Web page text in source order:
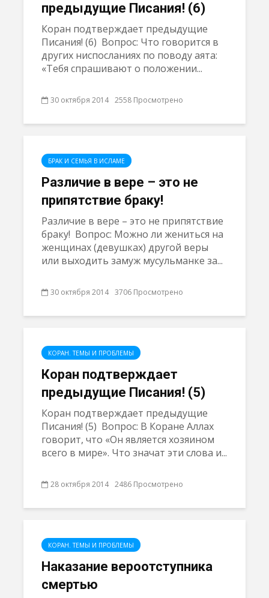
предыдущие Писания! (6)
Коран подтверждает предыдущие
Писания! (6) Вопрос: Что говорится в
других ниспосланиях по поводу аята:
«Тебя спрашивают о положении...
30 октября 2014 2558 Просмотрено
БРАК И СЕМЬЯ В ИСЛАМЕ
Различие в вере – это не
припятствие браку!
Различие в вере – это не припятствие
браку! Вопрос: Можно ли жениться на
женщинах (девушках) другой веры
или выходить замуж мусульманке за...
30 октября 2014 3706 Просмотрено
КОРАН. ТЕМЫ И ПРОБЛЕМЫ
Коран подтверждает
предыдущие Писания! (5)
Коран подтверждает предыдущие
Писания! (5) Вопрос: В Коране Аллах
говорит, что «Он является хозяином
всего в мире». Что значат эти слова и...
28 октября 2014 2486 Просмотрено
КОРАН. ТЕМЫ И ПРОБЛЕМЫ
Наказание вероотступника
смертью